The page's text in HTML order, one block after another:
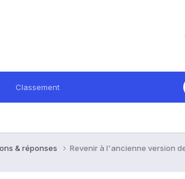
Classement
& réponses Revenir à l'ancienne version